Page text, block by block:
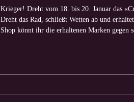
Krieger! Dreht vom 18. bis 20. Januar das
Dreht das Rad, schließt Wetten ab und
Shop könnt ihr die erhaltenen Marken gegen